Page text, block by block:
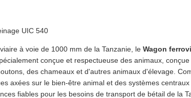
UIC 540
à voie de 1000 mm de la Tanzanie, le Wagon
conçue et respectueuse des animaux,
des chameaux et d'autres animaux d'élevage.
axées sur le bien-être animal et des systèmes
fiables pour les besoins de transport de bétail de la